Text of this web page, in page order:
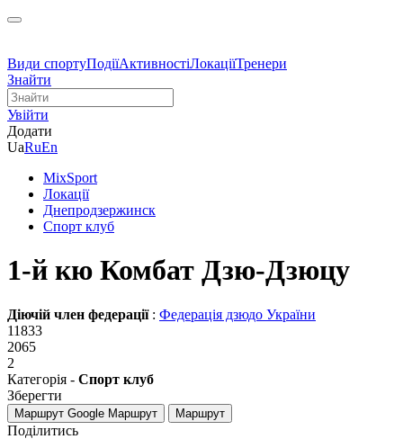
Види спортуПодіїАктивностіЛокаціїТренери
Знайти
Увійти
Додати
UaRuEn
MixSport
Локації
Днепродзержинск
Спорт клуб
1-й кю Комбат Дзю-Дзюцу
Діючій член федерації : Федерація дзюдо України
11833
2065
2
Категорія - Спорт клуб
Зберегти
Маршрут Google Маршрут Маршрут
Поділитись